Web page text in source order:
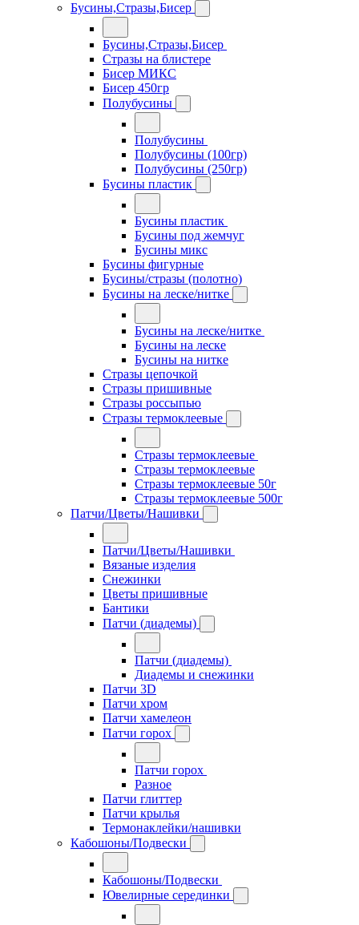
Бусины,Стразы,Бисер
Бусины,Стразы,Бисер
Стразы на блистере
Бисер МИКС
Бисер 450гр
Полубусины
Полубусины
Полубусины (100гр)
Полубусины (250гр)
Бусины пластик
Бусины пластик
Бусины под жемчуг
Бусины микс
Бусины фигурные
Бусины/стразы (полотно)
Бусины на леске/нитке
Бусины на леске/нитке
Бусины на леске
Бусины на нитке
Стразы цепочкой
Стразы пришивные
Стразы россыпью
Стразы термоклеевые
Стразы термоклеевые
Стразы термоклеевые
Стразы термоклеевые 50г
Стразы термоклеевые 500г
Патчи/Цветы/Нашивки
Патчи/Цветы/Нашивки
Вязаные изделия
Снежинки
Цветы пришивные
Бантики
Патчи (диадемы)
Патчи (диадемы)
Диадемы и снежинки
Патчи 3D
Патчи хром
Патчи хамелеон
Патчи горох
Патчи горох
Разное
Патчи глиттер
Патчи крылья
Термонаклейки/нашивки
Кабошоны/Подвески
Кабошоны/Подвески
Ювелирные серединки